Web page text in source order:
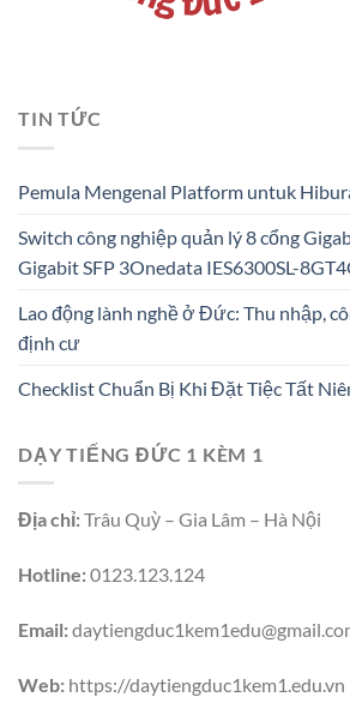
TIN TỨC
Pemula Mengenal Platform untuk
Switch công nghiệp quản lý 8 cổng
Gigabit SFP 3Onedata IES6300SL-
Lao động lành nghề ở Đức: Thu nhập,
định cư
Checklist Chuẩn Bị Khi Đặt Tiệc Tất
DẠY TIẾNG ĐỨC 1 KÈM 1
Địa chỉ:Trâu Quỳ – Gia Lâm – Hà Nội
Hotline:0123.123.124
Email:
Web: https://daytiengduc1kem1.edu.vn